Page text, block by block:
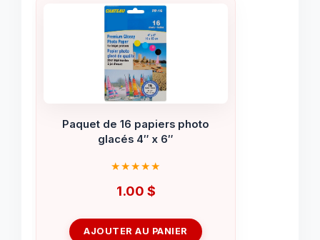
Paquet de 16 papiers photo
glacés 4″ x 6″
1.00 $
AJOUTER AU PANIER